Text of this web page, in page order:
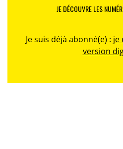
JE DÉCOUVRE LES
Je suis déjà abonné(e) : je
version